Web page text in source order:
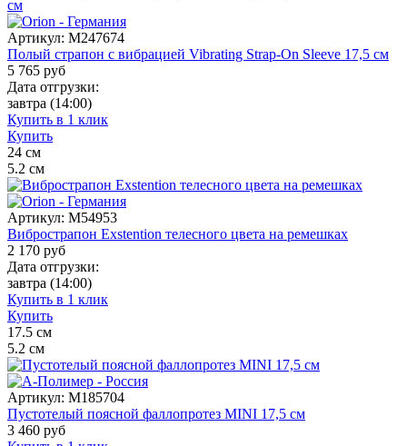
Артикул: M247674
Полый страпон с вибрацией Vibrating Strap-On Sleeve 17,5 см
5 765 руб
Дата отгрузки:
завтра (14:00)
Купить в 1 клик
Купить
24 см
5.2 см
Артикул: M54953
Вибрострапон Exstention телесного цвета на ремешках
2 170 руб
Дата отгрузки:
завтра (14:00)
Купить в 1 клик
Купить
17.5 см
5.2 см
Артикул: M185704
Пустотелый поясной фаллопротез MINI 17,5 см
3 460 руб